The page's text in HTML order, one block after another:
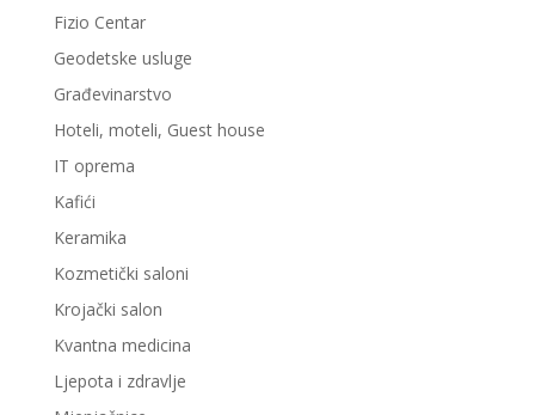
Fizio Centar
Geodetske usluge
Građevinarstvo
Hoteli, moteli, Guest house
IT oprema
Kafići
Keramika
Kozmetički saloni
Krojački salon
Kvantna medicina
Ljepota i zdravlje